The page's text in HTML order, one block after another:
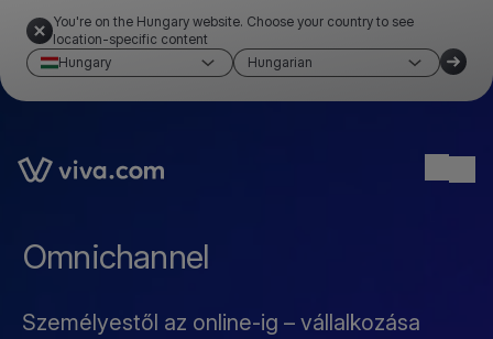
You're on the Hungary website. Choose your country to see
location-specific content
Hungary
Hungarian
Link to the homepage
Omnichannel
Személyestől az online-ig – vállalkozása